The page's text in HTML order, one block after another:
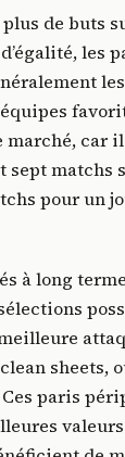
de buts
les
marché, car
matchs
pour un
à long
sheets,
paris